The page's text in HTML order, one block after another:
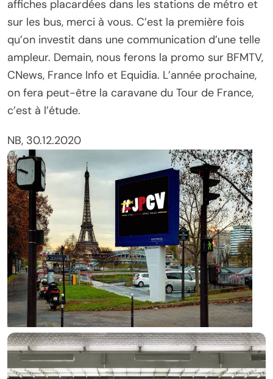
affiches placardées dans les stations de métro et
sur les bus, merci à vous. C’est la première fois
qu’on investit dans une communication d’une telle
ampleur. Demain, nous ferons la promo sur BFMTV,
CNews, France Info et Equidia. L’année prochaine,
on fera peut-être la caravane du Tour de France,
c’est à l’étude.
NB, 30.12.2020